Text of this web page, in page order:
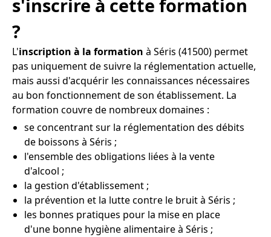
s'inscrire à cette formation
?
L'inscription à la formation à Séris (41500) permet
pas uniquement de suivre la réglementation actuelle,
mais aussi d'acquérir les connaissances nécessaires
au bon fonctionnement de son établissement. La
formation couvre de nombreux domaines :
se concentrant sur la réglementation des débits
de boissons à Séris ;
l'ensemble des obligations liées à la vente
d'alcool ;
la gestion d'établissement ;
la prévention et la lutte contre le bruit à Séris ;
les bonnes pratiques pour la mise en place
d'une bonne hygiène alimentaire à Séris ;